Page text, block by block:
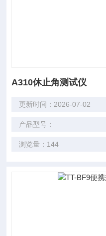
A310休止角测试仪
更新时间：2026-07-02
产品型号：
浏览量：144